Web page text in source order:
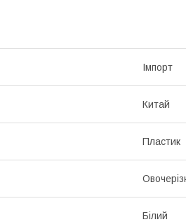
Імпорт
Китай
Пластик
Білий